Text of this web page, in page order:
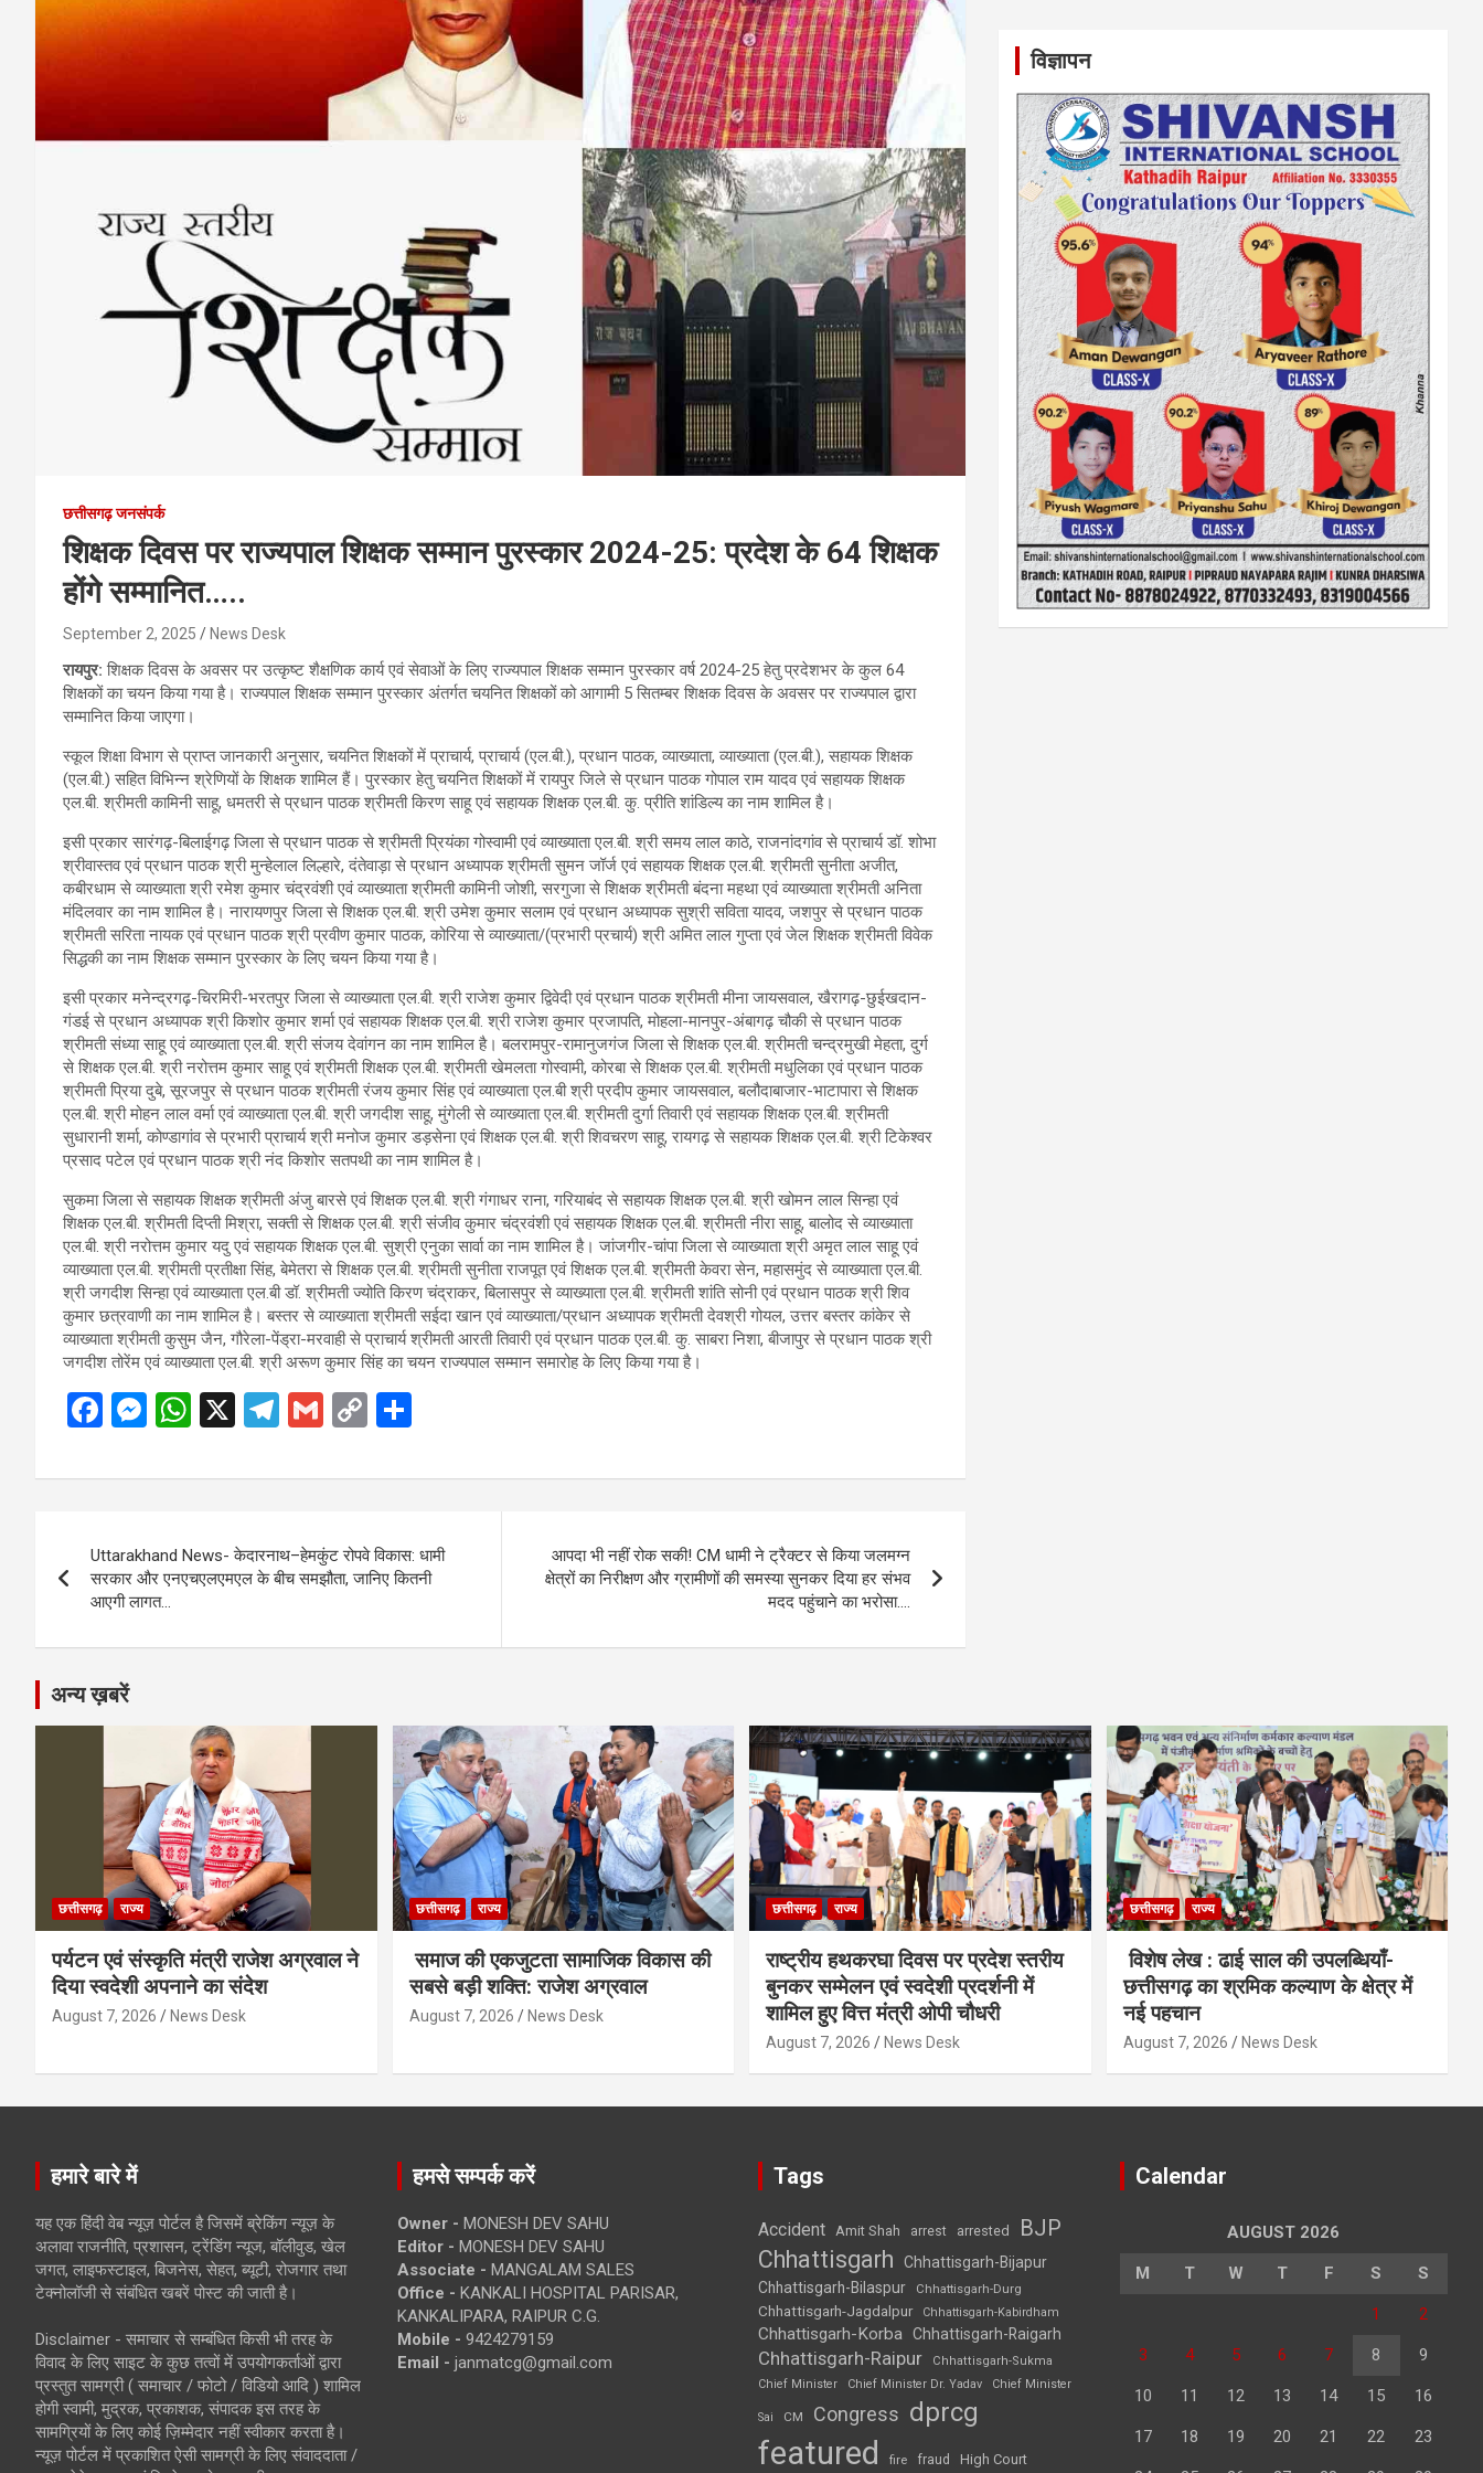
छत्तीसगढ़ जनसंपर्क
शिक्षक दिवस पर राज्यपाल शिक्षक सम्मान पुरस्कार 2024-25: प्रदेश के 64 शिक्षक
होंगे सम्मानित…..
September 2, 2025 News Desk
रायपुर:शिक्षक दिवस के अवसर पर उत्कृष्ट शैक्षणिक कार्य एवं सेवाओं के लिए राज्यपाल शिक्षक सम्मान पुरस्कार वर्ष 2024-25 हेतु प्रदेशभर के कुल 64
शिक्षकों का चयन किया गया है। राज्यपाल शिक्षक सम्मान पुरस्कार अंतर्गत चयनित शिक्षकों को आगामी 5 सितम्बर शिक्षक दिवस के अवसर पर राज्यपाल द्वारा
सम्मानित किया जाएगा।
स्कूल शिक्षा विभाग से प्राप्त जानकारी अनुसार, चयनित शिक्षकों में प्राचार्य, प्राचार्य (एल.बी.), प्रधान पाठक, व्याख्याता, व्याख्याता (एल.बी.), सहायक शिक्षक
(एल.बी.) सहित विभिन्न श्रेणियों के शिक्षक शामिल हैं। पुरस्कार हेतु चयनित शिक्षकों में रायपुर जिले से प्रधान पाठक गोपाल राम यादव एवं सहायक शिक्षक
एल.बी. श्रीमती कामिनी साहू, धमतरी से प्रधान पाठक श्रीमती किरण साहू एवं सहायक शिक्षक एल.बी. कु. प्रीति शांडिल्य का नाम शामिल है।
इसी प्रकार सारंगढ़-बिलाईगढ़ जिला से प्रधान पाठक से श्रीमती प्रियंका गोस्वामी एवं व्याख्याता एल.बी. श्री समय लाल काठे, राजनांदगांव से प्राचार्य डॉ. शोभा
श्रीवास्तव एवं प्रधान पाठक श्री मुन्हेलाल लिल्हारे, दंतेवाड़ा से प्रधान अध्यापक श्रीमती सुमन जॉर्ज एवं सहायक शिक्षक एल.बी. श्रीमती सुनीता अजीत,
कबीरधाम से व्याख्याता श्री रमेश कुमार चंद्रवंशी एवं व्याख्याता श्रीमती कामिनी जोशी, सरगुजा से शिक्षक श्रीमती बंदना महथा एवं व्याख्याता श्रीमती अनिता
मंदिलवार का नाम शामिल है। नारायणपुर जिला से शिक्षक एल.बी. श्री उमेश कुमार सलाम एवं प्रधान अध्यापक सुश्री सविता यादव, जशपुर से प्रधान पाठक
श्रीमती सरिता नायक एवं प्रधान पाठक श्री प्रवीण कुमार पाठक, कोरिया से व्याख्याता/(प्रभारी प्रचार्य) श्री अमित लाल गुप्ता एवं जेल शिक्षक श्रीमती विवेक
सिद्धकी का नाम शिक्षक सम्मान पुरस्कार के लिए चयन किया गया है।
इसी प्रकार मनेन्द्रगढ़-चिरमिरी-भरतपुर जिला से व्याख्याता एल.बी. श्री राजेश कुमार द्विवेदी एवं प्रधान पाठक श्रीमती मीना जायसवाल, खैरागढ़-छुईखदान-
गंडई से प्रधान अध्यापक श्री किशोर कुमार शर्मा एवं सहायक शिक्षक एल.बी. श्री राजेश कुमार प्रजापति, मोहला-मानपुर-अंबागढ़ चौकी से प्रधान पाठक
श्रीमती संध्या साहू एवं व्याख्याता एल.बी. श्री संजय देवांगन का नाम शामिल है। बलरामपुर-रामानुजगंज जिला से शिक्षक एल.बी. श्रीमती चन्द्रमुखी मेहता, दुर्ग
से शिक्षक एल.बी. श्री नरोत्तम कुमार साहू एवं श्रीमती शिक्षक एल.बी. श्रीमती खेमलता गोस्वामी, कोरबा से शिक्षक एल.बी. श्रीमती मधुलिका एवं प्रधान पाठक
श्रीमती प्रिया दुबे, सूरजपुर से प्रधान पाठक श्रीमती रंजय कुमार सिंह एवं व्याख्याता एल.बी श्री प्रदीप कुमार जायसवाल, बलौदाबाजार-भाटापारा से शिक्षक
एल.बी. श्री मोहन लाल वर्मा एवं व्याख्याता एल.बी. श्री जगदीश साहू, मुंगेली से व्याख्याता एल.बी. श्रीमती दुर्गा तिवारी एवं सहायक शिक्षक एल.बी. श्रीमती
सुधारानी शर्मा, कोण्डागांव से प्रभारी प्राचार्य श्री मनोज कुमार डड़सेना एवं शिक्षक एल.बी. श्री शिवचरण साहू, रायगढ़ से सहायक शिक्षक एल.बी. श्री टिकेश्वर
प्रसाद पटेल एवं प्रधान पाठक श्री नंद किशोर सतपथी का नाम शामिल है।
सुकमा जिला से सहायक शिक्षक श्रीमती अंजु बारसे एवं शिक्षक एल.बी. श्री गंगाधर राना, गरियाबंद से सहायक शिक्षक एल.बी. श्री खोमन लाल सिन्हा एवं
शिक्षक एल.बी. श्रीमती दिप्ती मिश्रा, सक्ती से शिक्षक एल.बी. श्री संजीव कुमार चंद्रवंशी एवं सहायक शिक्षक एल.बी. श्रीमती नीरा साहू, बालोद से व्याख्याता
एल.बी. श्री नरोत्तम कुमार यदु एवं सहायक शिक्षक एल.बी. सुश्री एनुका सार्वा का नाम शामिल है। जांजगीर-चांपा जिला से व्याख्याता श्री अमृत लाल साहू एवं
व्याख्याता एल.बी. श्रीमती प्रतीक्षा सिंह, बेमेतरा से शिक्षक एल.बी. श्रीमती सुनीता राजपूत एवं शिक्षक एल.बी. श्रीमती केवरा सेन, महासमुंद से व्याख्याता एल.बी.
श्री जगदीश सिन्हा एवं व्याख्याता एल.बी डॉ. श्रीमती ज्योति किरण चंद्राकर, बिलासपुर से व्याख्याता एल.बी. श्रीमती शांति सोनी एवं प्रधान पाठक श्री शिव
कुमार छत्रवाणी का नाम शामिल है। बस्तर से व्याख्याता श्रीमती सईदा खान एवं व्याख्याता/प्रधान अध्यापक श्रीमती देवश्री गोयल, उत्तर बस्तर कांकेर से
व्याख्याता श्रीमती कुसुम जैन, गौरेला-पेंड्रा-मरवाही से प्राचार्य श्रीमती आरती तिवारी एवं प्रधान पाठक एल.बी. कु. साबरा निशा, बीजापुर से प्रधान पाठक श्री
जगदीश तोरेंम एवं व्याख्याता एल.बी. श्री अरूण कुमार सिंह का चयन राज्यपाल सम्मान समारोह के लिए किया गया है।
F
ce
o
o
k
M
se
g
er
W
at
A
p
X
T
e
a
m
G
ail
C
py
n
k
ar
navigation
Uttarakhand News- केदारनाथ–हेमकुंट रोपवे विकास: धामी
सरकार और एनएचएलएमएल के बीच समझौता, जानिए कितनी
आएगी लागत…
आपदा भी नहीं रोक सकी! CM धामी ने ट्रैक्टर से किया जलमग्न
क्षेत्रों का निरीक्षण और ग्रामीणों की समस्या सुनकर दिया हर संभव
मदद पहुंचाने का भरोसा….
विज्ञापन
अन्य ख़बरें
छत्तीसगढ़ राज्य
पर्यटन एवं संस्कृति मंत्री राजेश अग्रवाल ने
दिया स्वदेशी अपनाने का संदेश
August 7, 2026 News Desk
छत्तीसगढ़ राज्य
समाज की एकजुटता सामाजिक विकास की
सबसे बड़ी शक्ति: राजेश अग्रवाल
August 7, 2026 News Desk
छत्तीसगढ़ राज्य
राष्ट्रीय हथकरघा दिवस पर प्रदेश स्तरीय
बुनकर सम्मेलन एवं स्वदेशी प्रदर्शनी में
शामिल हुए वित्त मंत्री ओपी चौधरी
August 7, 2026 News Desk
छत्तीसगढ़ राज्य
विशेष लेख : ढाई साल की उपलब्धियाँ-
छत्तीसगढ़ का श्रमिक कल्याण के क्षेत्र में
नई पहचान
August 7, 2026 News Desk
हमारे बारे में
यह एक हिंदी वेब न्यूज़ पोर्टल है जिसमें ब्रेकिंग न्यूज़ के
अलावा राजनीति, प्रशासन, ट्रेंडिंग न्यूज, बॉलीवुड, खेल
जगत, लाइफस्टाइल, बिजनेस, सेहत, ब्यूटी, रोजगार तथा
टेक्नोलॉजी से संबंधित खबरें पोस्ट की जाती है।
Disclaimer - समाचार से सम्बंधित किसी भी तरह के
विवाद के लिए साइट के कुछ तत्वों में उपयोगकर्ताओं द्वारा
प्रस्तुत सामग्री ( समाचार / फोटो / विडियो आदि ) शामिल
होगी स्वामी, मुद्रक, प्रकाशक, संपादक इस तरह के
सामग्रियों के लिए कोई ज़िम्मेदार नहीं स्वीकार करता है।
न्यूज़ पोर्टल में प्रकाशित ऐसी सामग्री के लिए संवाददाता /
हमसे सम्पर्क करें
Owner - MONESH DEV SAHU
Editor - MONESH DEV SAHU
Associate - MANGALAM SALES
Office - KANKALI HOSPITAL PARISAR,
KANKALIPARA, RAIPUR C.G.
Mobile - 9424279159
Email - janmatcg@gmail.com
Tags
Accident Amit Shah arrest arrested BJP
Chhattisgarh
Chhattisgarh-Bijapur
Chhattisgarh-Bilaspur
Chhattisgarh-Durg
Chhattisgarh-Jagdalpur Chhattisgarh-Kabirdham
Chhattisgarh-Korba Chhattisgarh-Raigarh
Chhattisgarh-Raipur
Chhattisgarh-Sukma
Chief Minister
Chief Minister Dr. Yadav Chief Minister
Sai CM Congress dprcg
featured fire fraud High Court
Calendar
AUGUST 2026
M T W T F S S
1 2
3 4 5 6 7 8 9
10 11 12 13 14 15 16
17 18 19 20 21 22 23